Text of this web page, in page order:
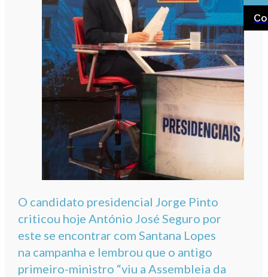
O candidato presidencial Jorge Pinto
criticou hoje António José Seguro por
este se encontrar com Santana Lopes
na campanha e lembrou que o antigo
primeiro-ministro “viu a Assembleia da